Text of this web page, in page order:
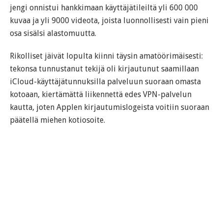
jengi onnistui hankkimaan käyttäjätileiltä yli 600 000
kuvaa ja yli 9000 videota, joista luonnollisesti vain pieni
osa sisälsi alastomuutta.
Rikolliset jäivät lopulta kiinni täysin amatöörimäisesti:
tekonsa tunnustanut tekijä oli kirjautunut saamillaan
iCloud-käyttäjätunnuksilla palveluun suoraan omasta
kotoaan, kiertämättä liikennettä edes VPN-palvelun
kautta, joten Applen kirjautumislogeista voitiin suoraan
päätellä miehen kotiosoite.